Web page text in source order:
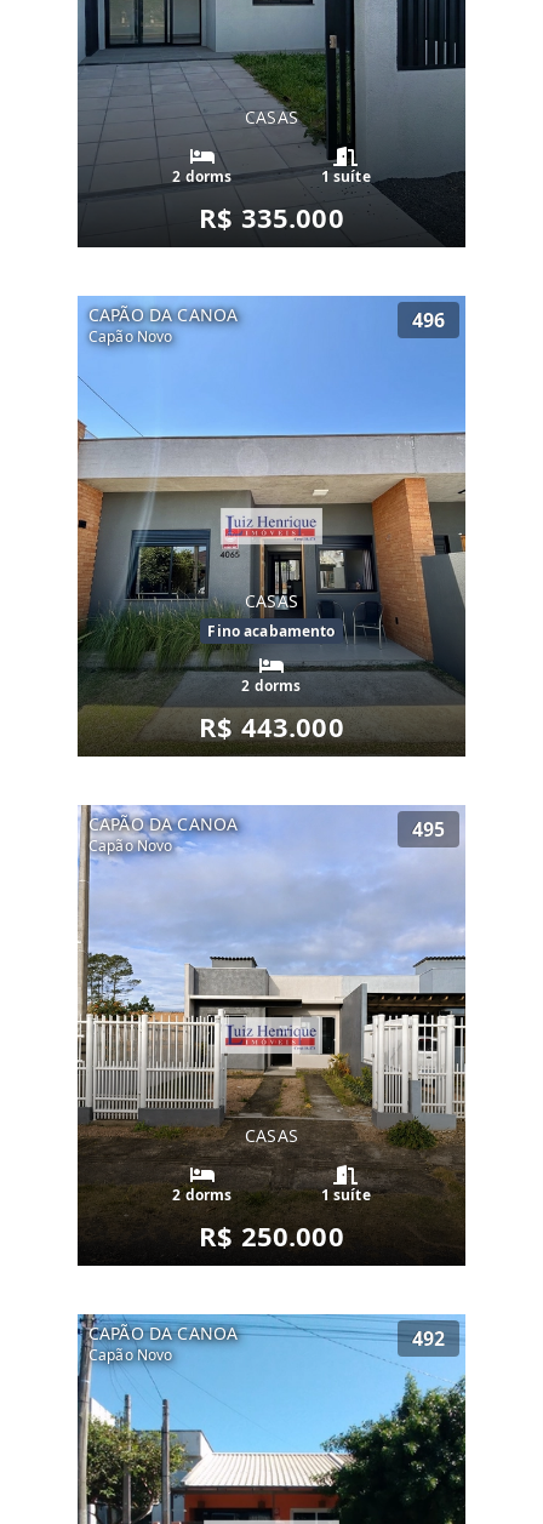
CASAS
2 dorms 1 suíte
R$ 335.000
CAPÃO DA CANOA
Capão Novo
496
CASAS
Fino acabamento
2 dorms
R$ 443.000
CAPÃO DA CANOA
Capão Novo
495
CASAS
2 dorms 1 suíte
R$ 250.000
CAPÃO DA CANOA
Capão Novo
492